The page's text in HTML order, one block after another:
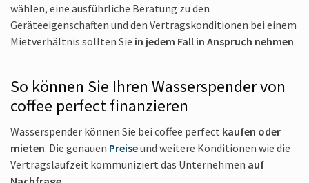
wählen, eine ausführliche Beratung zu den
Geräteeigenschaften und den Vertragskonditionen bei einem
Mietverhältnis sollten Sie in jedem Fall in Anspruch nehmen.
So können Sie Ihren Wasserspender von
coffee perfect finanzieren
Wasserspender können Sie bei coffee perfect kaufen oder
mieten. Die genauen Preiseund weitere Konditionen wie die
Vertragslaufzeit kommuniziert das Unternehmen auf